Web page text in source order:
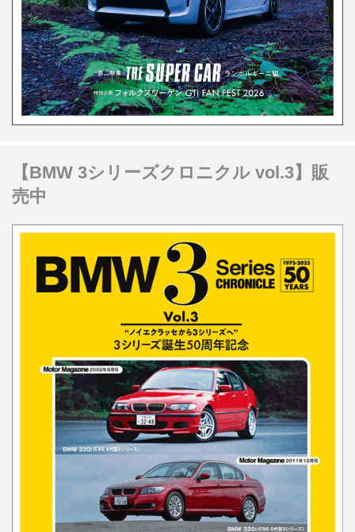
【BMW 3シリーズクロニクル vol.3】販
売中